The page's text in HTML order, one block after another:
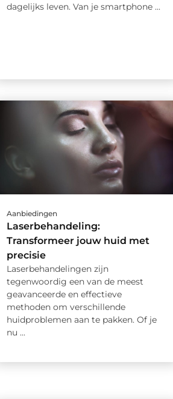
dagelijks leven. Van je smartphone ...
Aanbiedingen
Laserbehandeling:
Transformeer jouw huid met
precisie
Laserbehandelingen zijn
tegenwoordig een van de meest
geavanceerde en effectieve
methoden om verschillende
huidproblemen aan te pakken. Of je
nu ...